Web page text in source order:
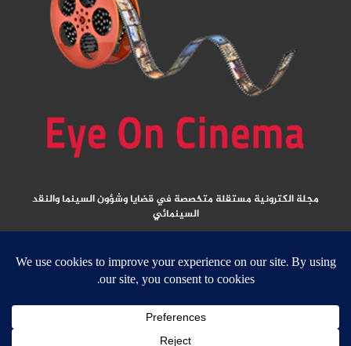
مجلة الكترونية مستقلة متخصصة في قضايا وشؤون السينما والنقد
السينمائي
جميع الحقوق محفوظة ولا يسمح بإعادة نشر أي مادة من المواد المنشورة في هذا
الموقع إلا بعد الحصول على تصريح مكتوب من الناشر/ رئيس التحرير